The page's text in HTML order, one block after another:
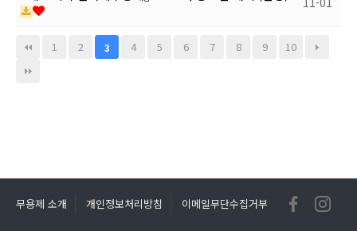
1 2 3 4 5 6 7 8 9 10
무용제 소개 개인정보처리방침 이메일무단수집거부